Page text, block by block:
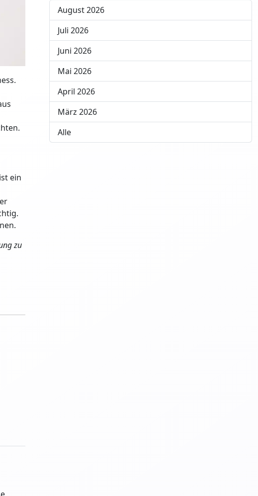
ein
zu
August 2026
Juli 2026
Juni 2026
Mai 2026
April 2026
März 2026
Alle